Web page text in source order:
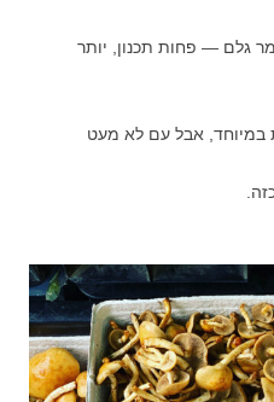
גלם — פחות תכנון, יותר
במיוחד, אבל עם לא מעט